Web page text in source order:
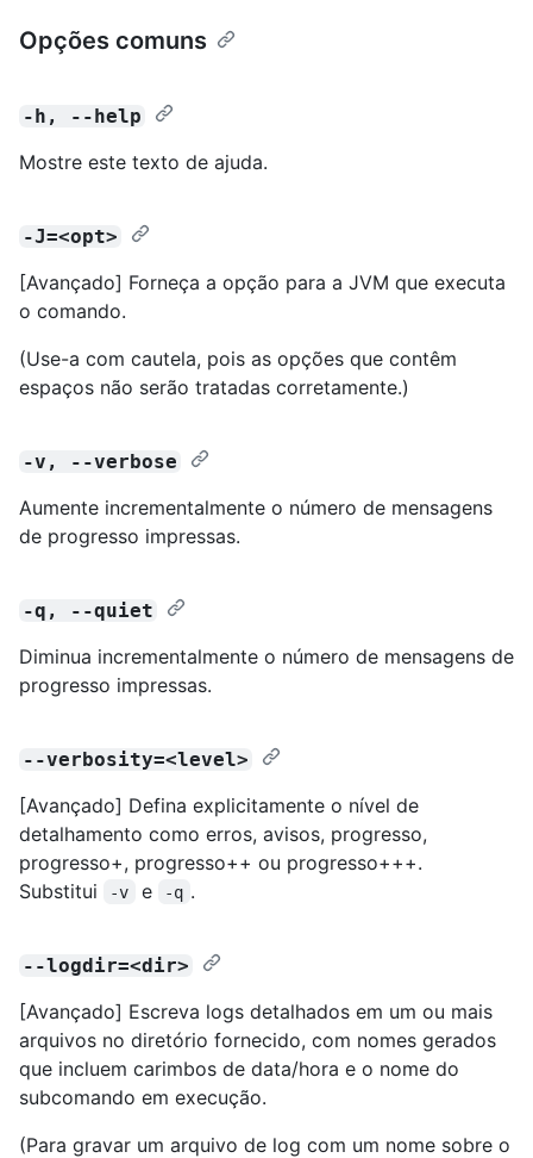
Opções comuns
-h, --help
Mostre este texto de ajuda.
-J=<opt>
[Avançado] Forneça a opção para a JVM que executa
o comando.
(Use-a com cautela, pois as opções que contêm
espaços não serão tratadas corretamente.)
-v, --verbose
Aumente incrementalmente o número de mensagens
de progresso impressas.
-q, --quiet
Diminua incrementalmente o número de mensagens de
progresso impressas.
--verbosity=<level>
[Avançado] Defina explicitamente o nível de
detalhamento como erros, avisos, progresso,
progresso+, progresso++ ou progresso+++.
Substitui
-v e -q .
--logdir=<dir>
[Avançado] Escreva logs detalhados em um ou mais
arquivos no diretório fornecido, com nomes gerados
que incluem carimbos de data/hora e o nome do
subcomando em execução.
(Para gravar um arquivo de log com um nome sobre o